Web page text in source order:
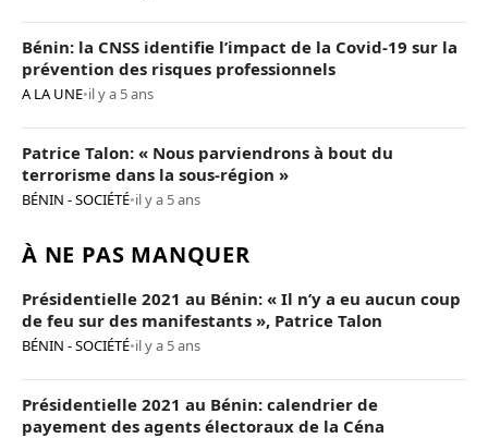
Bénin: la CNSS identifie l’impact de la Covid-19 sur la
prévention des risques professionnels
A LA UNE•il y a 5 ans
Patrice Talon: « Nous parviendrons à bout du
terrorisme dans la sous-région »
BÉNIN - SOCIÉTÉ•il y a 5 ans
À NE PAS MANQUER
Présidentielle 2021 au Bénin: « Il n’y a eu aucun coup
de feu sur des manifestants », Patrice Talon
BÉNIN - SOCIÉTÉ•il y a 5 ans
Présidentielle 2021 au Bénin: calendrier de
payement des agents électoraux de la Céna